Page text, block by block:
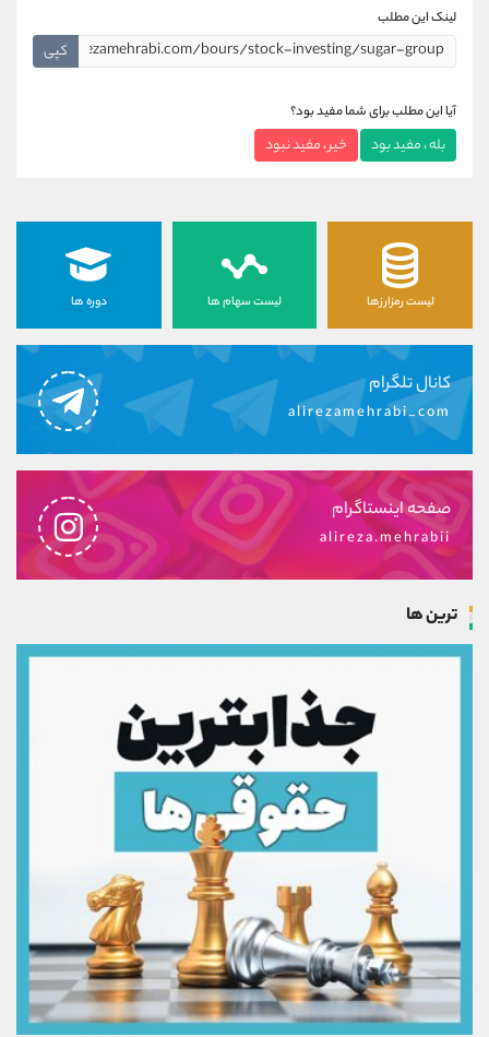
لینک این مطلب
کپی
آیا این مطلب برای شما مفید بود؟
بله ، مفید بود خیر ، مفید نبود
لیست رمزارزها لیست سهام ها دوره ها
کانال تلگرام
alirezamehrabi_com
صفحه اینستاگرام
alireza.mehrabii
ترین ها